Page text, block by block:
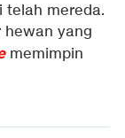
telah mereda.
yang
memimpin